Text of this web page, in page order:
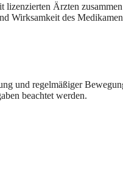
Ärzten
Wirksamkeit des
und regelmäßiger
beachtet werden.